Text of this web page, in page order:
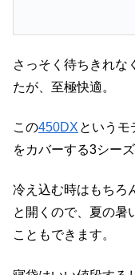
さっそく待ちきれな
たが、至極快適。
この450DX というモ
をカバーする3シーズ
冷え込む時はもちろ
と開くので、夏の暑
こともできます。